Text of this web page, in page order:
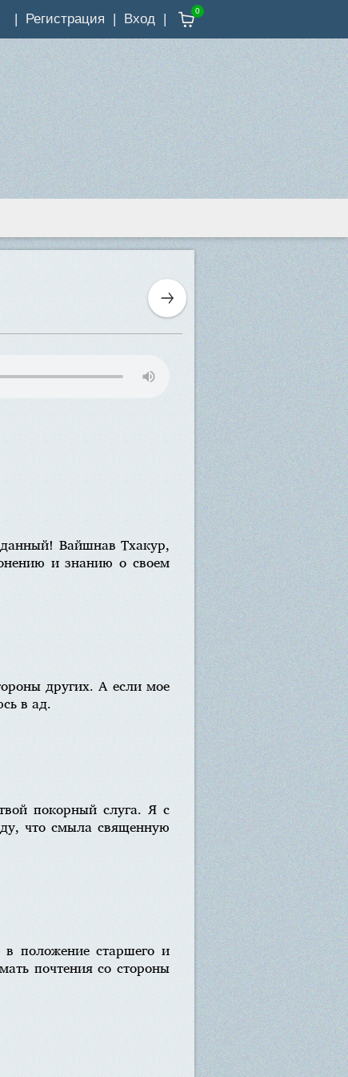
Регистрация Вход
0
Вайшнав Тхакур,
и знанию о своем
других. А если мое
в ад.
покорный слуга. Я с
что смыла священную
положение старшего и
почтения со стороны